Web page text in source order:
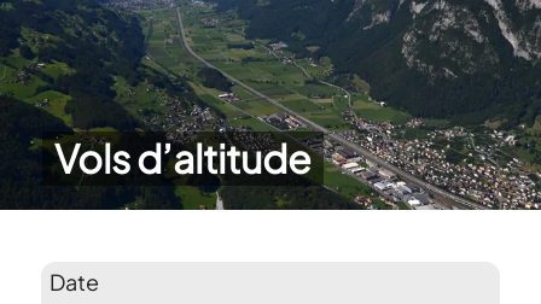
Vols d’altitude
Date